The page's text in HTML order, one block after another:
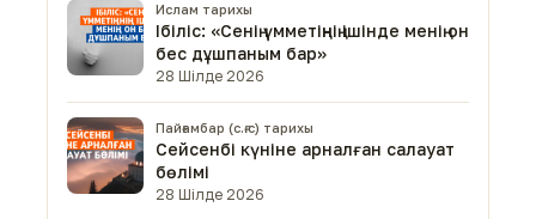
Ислам тарихы
Ібіліс: «Сенің үмметіңнің ішінде менің он
бес дұшпаным бар»
28 Шілде 2026
Пайғамбар (с.ғ.с) тарихы
Сейсенбі күніне арналған салауат
бөлімі
28 Шілде 2026